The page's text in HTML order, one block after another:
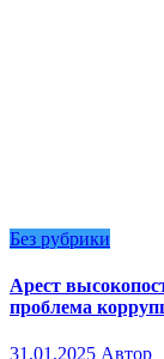
Без рубрики
Арест
проблема
31.01.2025 Автор